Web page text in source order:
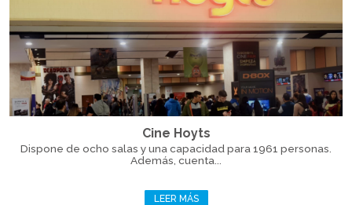
Cine Hoyts
Dispone de ocho salas y una capacidad para 1961 personas.
Además, cuenta...
LEER MÁS